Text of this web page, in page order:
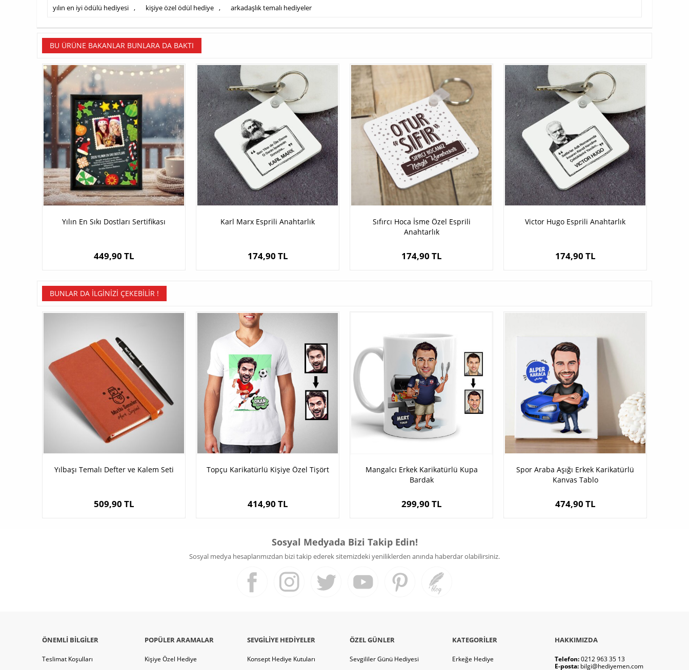
yılın en iyi ödülü hediyesi , kişiye özel ödül hediye , arkadaşlık temalı hediyeler
BU ÜRÜNE BAKANLAR BUNLARA DA BAKTI
Yılın En Sıkı Dostları Sertifikası
449,90 TL
Karl Marx Esprili Anahtarlık
174,90 TL
Sıfırcı Hoca İsme Özel Esprili
Anahtarlık
174,90 TL
Victor Hugo Esprili Anahtarlık
174,90 TL
BUNLAR DA İLGINIZI ÇEKEBILIR !
Yılbaşı Temalı Defter ve Kalem Seti
509,90 TL
Topçu Karikatürlü Kişiye Özel Tişört
414,90 TL
Mangalcı Erkek Karikatürlü Kupa
Bardak
299,90 TL
Spor Araba Aşığı Erkek Karikatürlü
Kanvas Tablo
474,90 TL
Sosyal Medyada Bizi Takip Edin!
Sosyal medya hesaplarımızdan bizi takip ederek sitemizdeki yeniliklerden anında haberdar olabilirsiniz.
ÖNEMLI BILGILER
Teslimat Koşulları
POPÜLER ARAMALAR
Kişiye Özel Hediye
SEVGILIYE HEDIYELER
Konsept Hediye Kutuları
ÖZEL GÜNLER
Sevgililer Günü Hediyesi
KATEGORILER
Erkeğe Hediye
HAKKIMIZDA
Telefon:0212 963 35 13
E-posta: bilgi@hediyemen.com